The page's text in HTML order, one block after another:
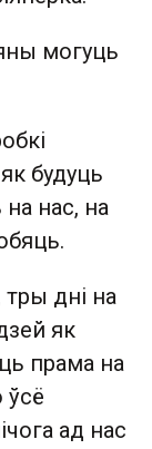
могуць
будуць
на нас, на
дні на
як
прама на
ўсё
ад нас